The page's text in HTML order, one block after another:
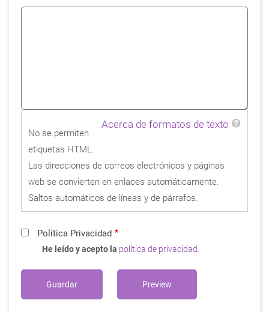
Acerca de formatos de texto
No se permiten
etiquetas HTML.
Las direcciones de correos electrónicos y páginas
web se convierten en enlaces automáticamente.
Saltos automáticos de líneas y de párrafos.
Política Privacidad
He leído y acepto la política de privacidad.